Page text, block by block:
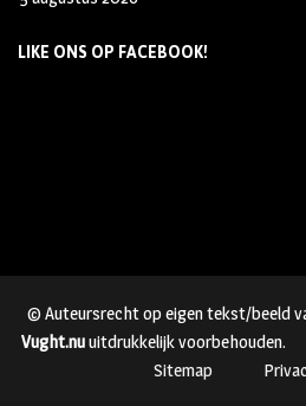
LIKE ONS OP FACEBOOK!
© Auteursrecht op eigen tekst/beeld
Vught.nuuitdrukkelijk voorbehouden.
Sitemap